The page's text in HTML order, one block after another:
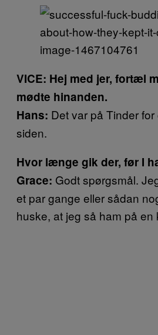
VICE: Hej med jer, fortæl
mødte hinanden.
Hans: Det var på Tinder
siden.
Hvor længe gik der, før I
Grace: Godt spørgsmål.
et par gange eller sådan
huske, at jeg så ham på en